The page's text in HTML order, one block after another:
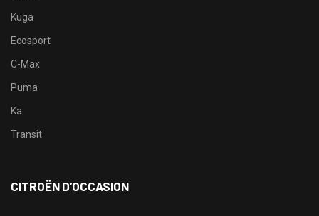
Kuga
Ecosport
C-Max
Puma
Ka
Transit
CITROËN D’OCCASION